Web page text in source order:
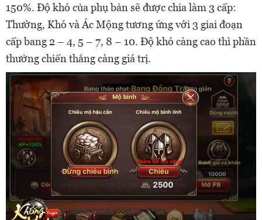
150%. Độ khó của phụ bản sẽ được chia làm 3 cấp:
Thường, Khó và Ác Mộng tương ứng với 3 giai đoạn
cấp bang 2 – 4, 5 – 7, 8 – 10. Độ khó càng cao thì phần
thưởng chiến thắng càng giá trị.